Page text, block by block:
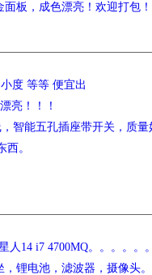
面板，成色漂亮！欢迎打包
度 等等 便宜出
亮！！！
智能五孔插座带开关，质
西。
人14 i7 4700MQ。。。。。
，锂电池，滤波器，摄像头